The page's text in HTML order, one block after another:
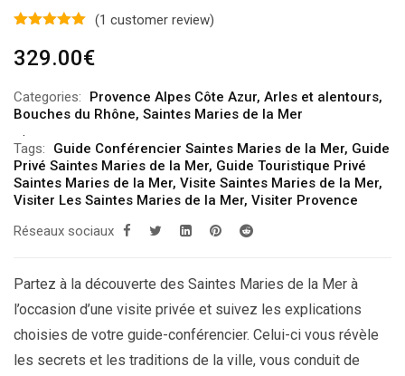
(1 customer review)
329.00€
Categories: Provence Alpes Côte Azur, Arles et alentours,
Bouches du Rhône, Saintes Maries de la Mer
Tags: Guide Conférencier Saintes Maries de la Mer, Guide
Privé Saintes Maries de la Mer, Guide Touristique Privé
Saintes Maries de la Mer, Visite Saintes Maries de la Mer,
Visiter Les Saintes Maries de la Mer, Visiter Provence
Réseaux sociaux
Partez à la découverte des Saintes Maries de la Mer à
l’occasion d’une visite privée et suivez les explications
choisies de votre guide-conférencier. Celui-ci vous révèle
les secrets et les traditions de la ville, vous conduit de